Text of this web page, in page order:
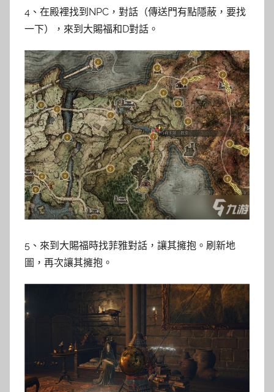
4、在殿裡找到NPC，對話（傳送門有點隱蔽，要找
一下），來到大賜福和D對話。
5、來到大賜福時找菲雅對話，讓其擁抱。刷新地
圖，再次讓其擁抱。